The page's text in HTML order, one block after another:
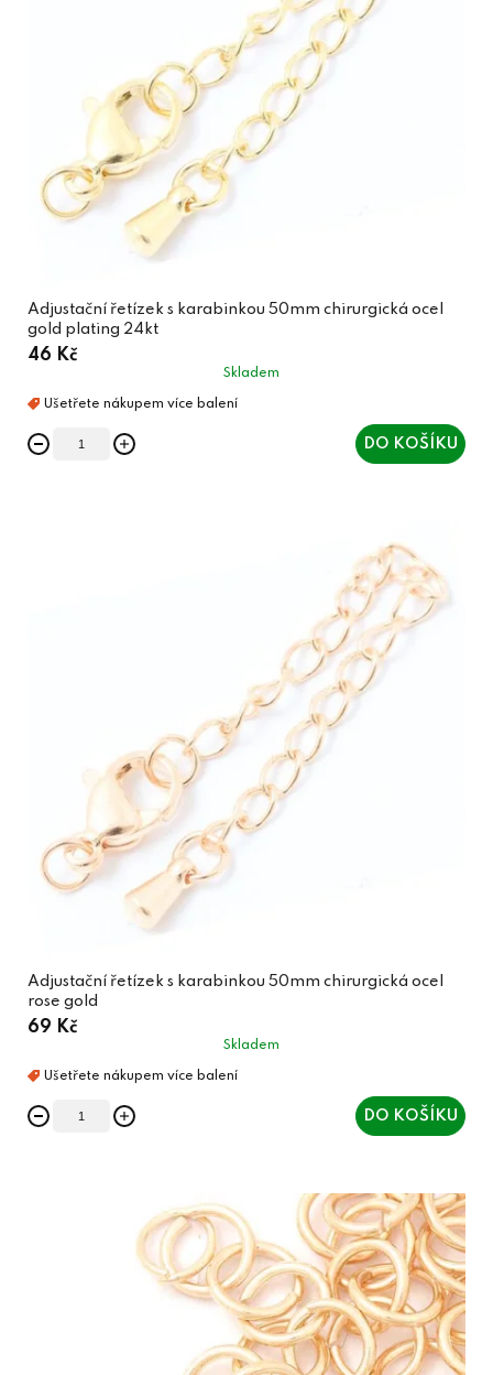
Adjustační řetízek s karabinkou 50mm chirurgická ocel
gold plating 24kt
46 Kč
Skladem
DO KOŠÍKU
Adjustační řetízek s karabinkou 50mm chirurgická ocel
rose gold
69 Kč
Skladem
DO KOŠÍKU